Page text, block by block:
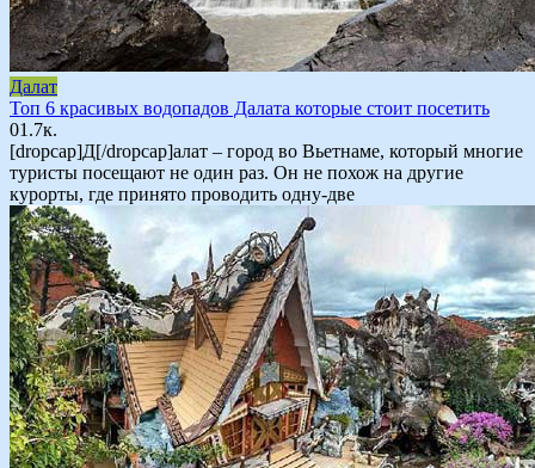
Далат
Топ 6 красивых водопадов Далата которые стоит посетить
01.7к.
[dropcap]Д[/dropcap]алат – город во Вьетнаме, который многие
туристы посещают не один раз. Он не похож на другие
курорты, где принято проводить одну-две